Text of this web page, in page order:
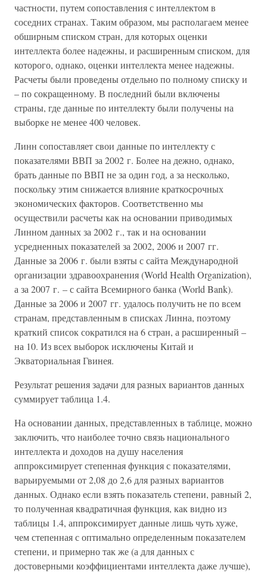
частности, путем сопоставления с интеллектом в
соседних странах. Таким образом, мы располагаем менее
обширным списком стран, для которых оценки
интеллекта более надежны, и расширенным списком, для
которого, однако, оценки интеллекта менее надежны.
Расчеты были проведены отдельно по полному списку и
– по сокращенному. В последний были включены
страны, где данные по интеллекту были получены на
выборке не менее 400 человек.
Линн сопоставляет свои данные по интеллекту с
показателями ВВП за 2002 г. Более на дежно, однако,
брать данные по ВВП не за один год, а за несколько,
поскольку этим снижается влияние краткосрочных
экономических факторов. Соответственно мы
осуществили расчеты как на основании приводимых
Линном данных за 2002 г., так и на основании
усредненных показателей за 2002, 2006 и 2007 гг.
Данные за 2006 г. были взяты с сайта Международной
организации здравоохранения (World Health Organization),
а за 2007 г. – с сайта Всемирного банка (World Bank).
Данные за 2006 и 2007 гг. удалось получить не по всем
странам, представленным в списках Линна, поэтому
краткий список сократился на 6 стран, а расширенный –
на 10. Из всех выборок исключены Китай и
Экваториальная Гвинея.
Результат решения задачи для разных вариантов данных
суммирует таблица 1.4.
На основании данных, представленных в таблице, можно
заключить, что наиболее точно связь национального
интеллекта и доходов на душу населения
аппроксимирует степенная функция с показателями,
варьируемыми от 2,08 до 2,6 для разных вариантов
данных. Однако если взять показатель степени, равный 2,
то полученная квадратичная функция, как видно из
таблицы 1.4, аппроксимирует данные лишь чуть хуже,
чем степенная с оптимально определенным показателем
степени, и примерно так же (а для данных с
достоверными коэффициентами интеллекта даже лучше),